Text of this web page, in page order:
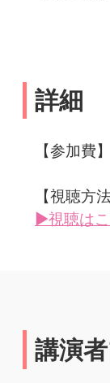
詳細
【参加費
【視聴方
▶視聴は
講演